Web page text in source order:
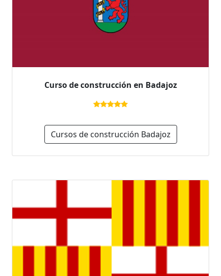
Curso de construcción en Badajoz
Cursos de construcción Badajoz